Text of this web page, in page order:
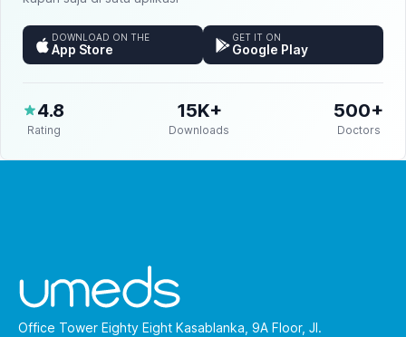
DOWNLOAD ON THE
App Store
GET IT ON
Google Play
4.8
Rating
15K+
Downloads
500+
Doctors
Office Tower Eighty Eight Kasablanka, 9A Floor, Jl.